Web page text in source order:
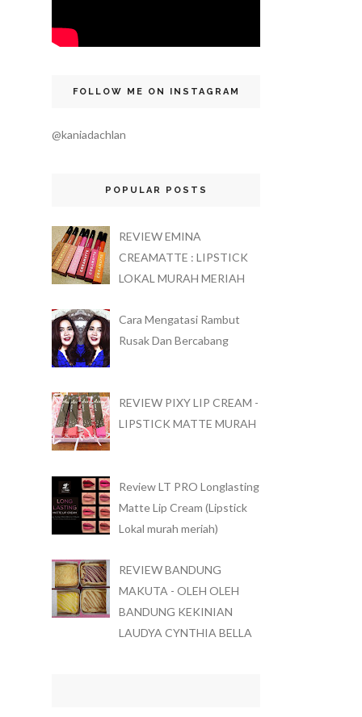
FOLLOW ME ON INSTAGRAM
@kaniadachlan
POPULAR POSTS
REVIEW EMINA
CREAMATTE : LIPSTICK
LOKAL MURAH MERIAH
Cara Mengatasi Rambut
Rusak Dan Bercabang
REVIEW PIXY LIP CREAM -
LIPSTICK MATTE MURAH
Review LT PRO Longlasting
Matte Lip Cream (Lipstick
Lokal murah meriah)
REVIEW BANDUNG
MAKUTA - OLEH OLEH
BANDUNG KEKINIAN
LAUDYA CYNTHIA BELLA